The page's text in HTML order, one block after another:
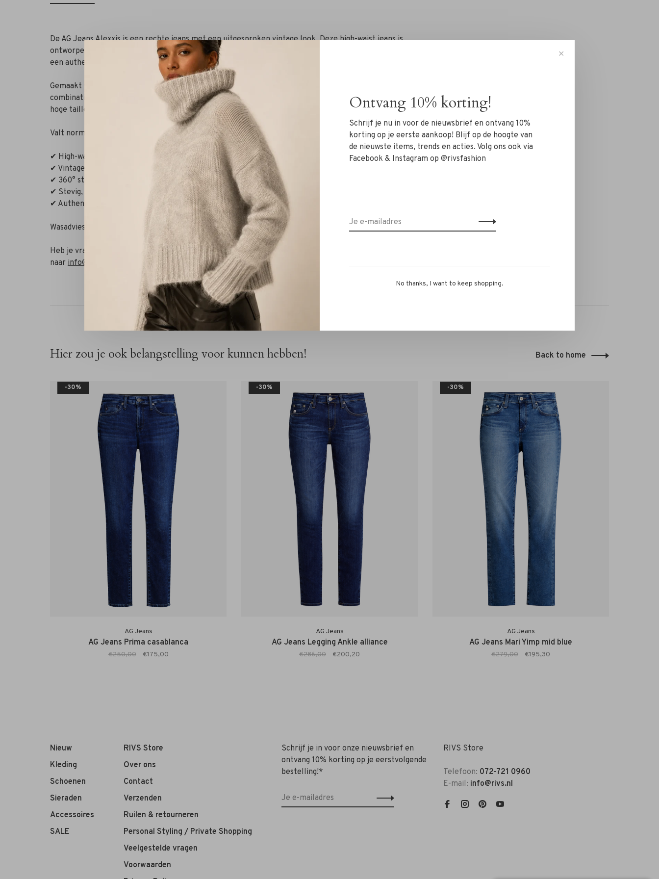
De AG Jeans Alexxis is een rechte jeans met een uitgesproken vintage look. Deze high-waist jeans is
ontworpen met een mediumblauwe wassing die subtiel is vervaagd, gekreukt en licht versleten – voor
een authentieke, gedragen uitstraling.
Gemaakt van 11 oz. 360° stretchdenim (96% katoen, 4% polyurethaan) biedt deze jeans een perfecte
combinatie van stevigheid en bewegingsvrijheid. De rechte pijp geeft een tijdloze pasvorm, terwijl de
hoge taille zorgt voor een vrouwelijk silhouet.
Valt normaal qua maat – bij maat 38 kies je het best voor maat 29.
✔ High-waist met rechte pijp
✔ Vintage fading en kreukeffect
✔ 360° stretch voor optimaal comfort
✔ Stevig, maar flexibel denim
✔ Authentieke retro look
Wasadvies: fijne was op 30 graden, mag in de droger.
Heb je vragen of wil je combineren met andere items? Stuur ons een WhatsApp op 06-13069593, mail
naar info@rivs.nl of bel 072-7210960. Je bent ook welkom in onze winkel in Alkmaar – Ritsevoort 21!
Hier zou je ook belangstelling voor kunnen hebben! Back to home
-30%
AG Jeans
AG Jeans Prima casablanca
€250,00 €175,00
-30%
AG Jeans
AG Jeans Legging Ankle alliance
€286,00 €200,20
-30%
AG Jeans
AG Jeans Mari Yimp mid blue
€279,00 €195,30
Nieuw
Kleding
Schoenen
Sieraden
Accessoires
SALE
RIVS Store
Over ons
Contact
Verzenden
Ruilen & retourneren
Personal Styling / Private Shopping
Veelgestelde vragen
Voorwaarden
Schrijf je in voor onze nieuwsbrief en
ontvang 10% korting op je eerstvolgende
bestelling!*
RIVS Store
Telefoon: 072-721 0960
E-mail: info@rivs.nl
✕
Ontvang 10% korting!
Schrijf je nu in voor de nieuwsbrief en ontvang 10%
korting op je eerste aankoop! Blijf op de hoogte van
de nieuwste items, trends en acties. Volg ons ook via
Facebook & Instagram op @rivsfashion
No thanks, I want to keep shopping.